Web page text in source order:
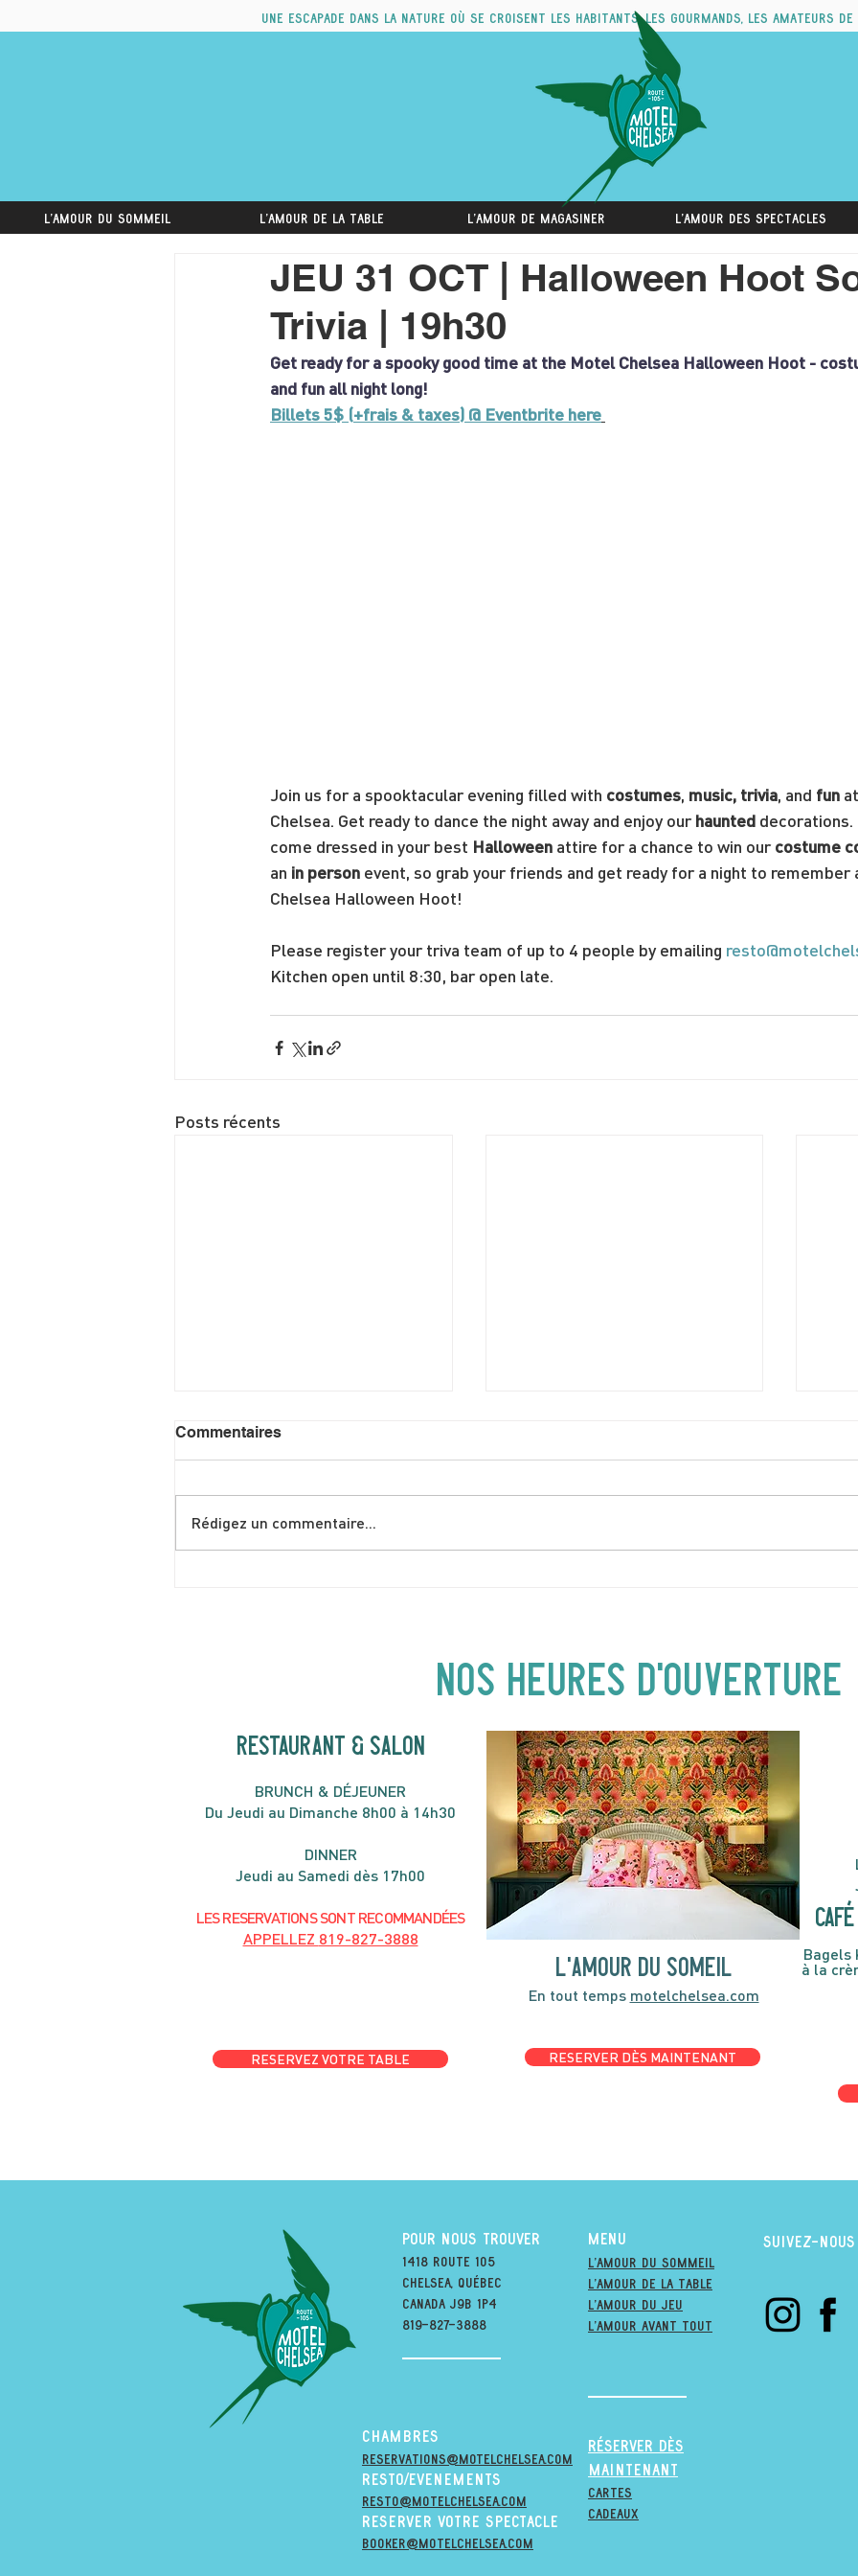
Une escapade dans la nature où se croisent les habitants, les gourmands, les amateurs
L'amour du sommeil L'amour de la table L'amour de magasiner L'amour des spectacles
JEU 31 OCT | Halloween Hoot
Trivia | 19h30
Get ready for a spooky good time at the Motel Chelsea Halloween Hoot -
and fun all night long!
Billets 5$ (+frais & taxes) @ Eventbrite here
Join us for a spooktacular evening filled with costumes, music, trivia, and fun
Chelsea. Get ready to dance the night away and enjoy our haunted
come dressed in your best Halloween attire for a chance to win our costume
an in person event, so grab your friends and get ready for a night to
Chelsea Halloween Hoot!
Please register your triva team of up to 4 people by emailing
Kitchen open until 8:30, bar open late.
Posts récents
Commentaires
Rédigez un commentaire...
RESTAURANT & SALON
BRUNCH & DÉJEUNER
Du Jeudi au Dimanche 8h00 à 14h30
DINNER
Jeudi au Samedi dès 17h00
LES RESERVATIONSSONT RECOMMANDÉES
APPELLEZ 819-827-3888
RESERVEZ VOTRE TABLE
l'amour du someil
En tout temps motelchelsea.com
RESERVER DÈS MAINTENANT
café
Bagels
à la
NOS heures d'ouverture
POUR NOUS TROUVER
1418 Route 105
Chelsea, québec
canada j9B 1P4
819-827-3888
MENU
l'amour du soMmeil
l'amour de la table
l'amour du jeu
L'amour avant tout
Chambres
reservations@MOTELCHELSEA.Com
Resto/Evenements
resto@Motelchelsea.com
Reserver votre spectacle
booker@Motelchelsea.com
RÉSERVER DÈS
maintenant
cartes
cadeaux
suivez-nous